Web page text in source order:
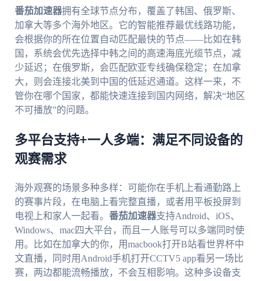
番茄加速器拥有全球节点分布，覆盖了韩国、俄罗斯、
加拿大等多个海外地区。它的智能推荐最优线路功能，
会根据你的所在位置自动匹配最快的节点——比如在韩
国，系统会优先选择中韩之间的高速海底光缆节点，减
少延迟；在俄罗斯，会匹配欧亚专线确保稳定；在加拿
大，则会连接北美到中国的低延迟通道。这样一来，不
管你在哪个国家，都能快速连接到国内网络，解决“地区
不可播放”的问题。
多平台支持+一人多端：满足不同设备的
观赛需求
海外观赛的场景多种多样：可能你在手机上看通勤路上
的赛事片段，在电脑上看完整直播，或者用平板投屏到
电视上和家人一起看。 番茄加速器支持Android、iOS、
Windows、mac四大平台，而且一人账号可以多端同时使
用。比如在加拿大的你，用macbook打开B站看世界杯中
文直播，同时用Android手机打开CCTV5 app看另一场比
赛，两边都能流畅播放，不会互相影响。这种多设备支